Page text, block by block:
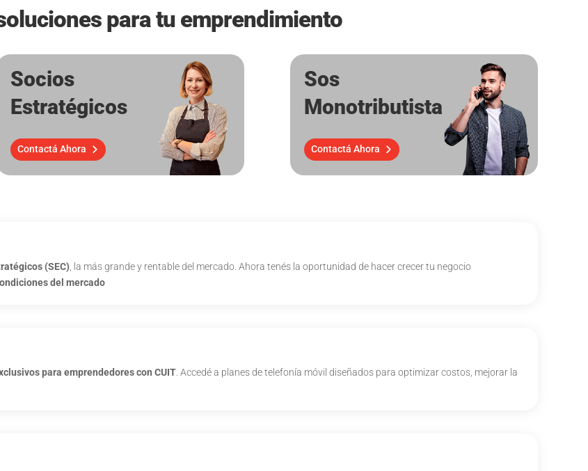
para tu emprendimiento
Socios
Estratégicos
Contactá Ahora
Sos
Monotributista
Contactá Ahora
(SEC) , la más grande y rentable del mercado. Ahora tenés la oportunidad de hacer crecer tu negocio
del mercado
para emprendedores con CUIT . Accedé a planes de telefonía móvil diseñados para optimizar costos, mejorar la